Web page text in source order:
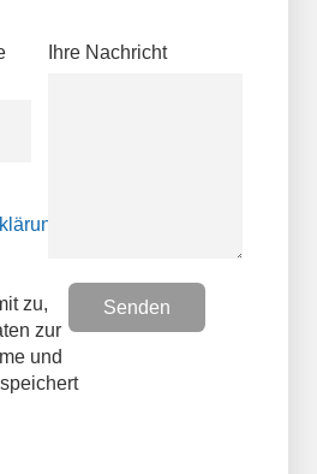
zu,
zur
und
Ihre Nachricht